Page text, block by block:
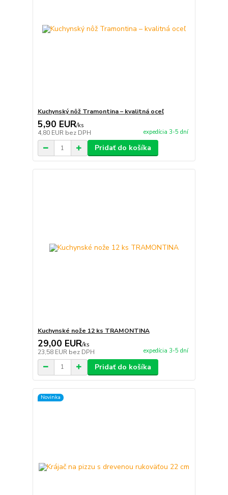
Kuchynský nôž Tramontina – kvalitná oceľ
5,90 EUR/ks
4,80 EUR bez DPH expedícia 3-5 dní
Pridať do košíka
Kuchynské nože 12 ks TRAMONTINA
29,00 EUR/ks
23,58 EUR bez DPH expedícia 3-5 dní
Pridať do košíka
Novinka